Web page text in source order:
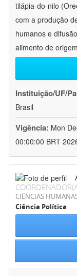
tilápia-do-nilo
com a produção
humanos e
alimento de
Instituição/UF/
Brasil
Vigência: Mon
00:00:00 BRT
CIÊNCIAS
Ciência Política